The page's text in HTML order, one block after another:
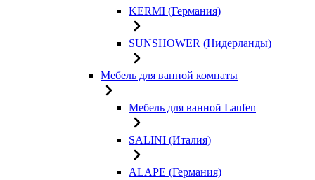
KERMI (Германия)
SUNSHOWER (Нидерланды)
Мебель для ванной комнаты
Мебель для ванной Laufen
SALINI (Италия)
ALAPE (Германия)